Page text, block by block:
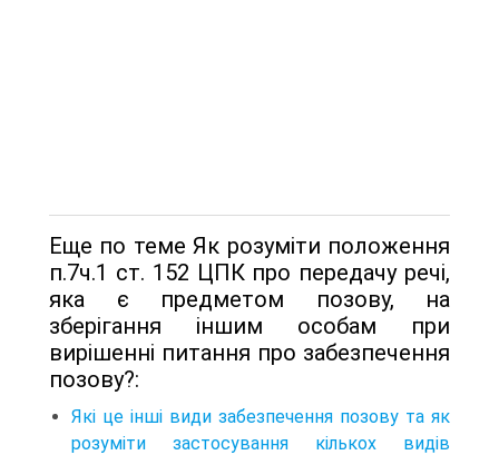
Еще по теме Як розуміти положення
п.7ч.1 ст. 152 ЦПК про передачу речі,
яка є предметом позову, на
зберігання іншим особам при
вирішенні питання про забезпечення
позову?:
Які це інші види забезпечення позову та як
розуміти застосування кількох видів